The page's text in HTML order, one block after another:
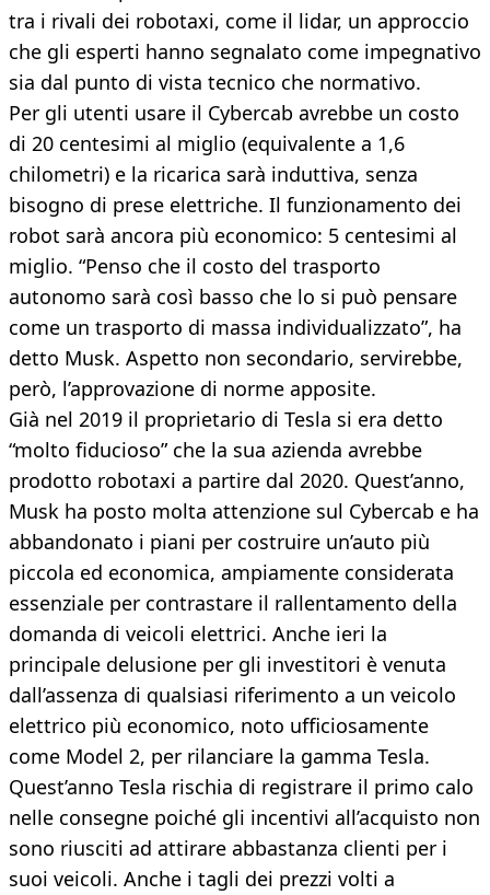
tra i rivali dei robotaxi, come il lidar, un approccio
che gli esperti hanno segnalato come impegnativo
sia dal punto di vista tecnico che normativo.
Per gli utenti usare il Cybercab avrebbe un costo
di 20 centesimi al miglio (equivalente a 1,6
chilometri) e la ricarica sarà induttiva, senza
bisogno di prese elettriche. Il funzionamento dei
robot sarà ancora più economico: 5 centesimi al
miglio. “Penso che il costo del trasporto
autonomo sarà così basso che lo si può pensare
come un trasporto di massa individualizzato”, ha
detto Musk. Aspetto non secondario, servirebbe,
però, l’approvazione di norme apposite.
Già nel 2019 il proprietario di Tesla si era detto
“molto fiducioso” che la sua azienda avrebbe
prodotto robotaxi a partire dal 2020. Quest’anno,
Musk ha posto molta attenzione sul Cybercab e ha
abbandonato i piani per costruire un’auto più
piccola ed economica, ampiamente considerata
essenziale per contrastare il rallentamento della
domanda di veicoli elettrici. Anche ieri la
principale delusione per gli investitori è venuta
dall’assenza di qualsiasi riferimento a un veicolo
elettrico più economico, noto ufficiosamente
come Model 2, per rilanciare la gamma Tesla.
Quest’anno Tesla rischia di registrare il primo calo
nelle consegne poiché gli incentivi all’acquisto non
sono riusciti ad attirare abbastanza clienti per i
suoi veicoli. Anche i tagli dei prezzi volti a